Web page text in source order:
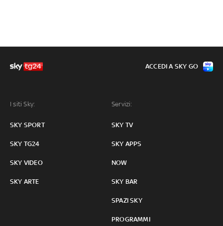
I siti Sky:
SKY SPORT
SKY TG24
SKY VIDEO
SKY ARTE
Servizi:
SKY TV
SKY APPS
NOW
SKY BAR
SPAZI SKY
PROGRAMMI
ACCEDI A SKY GO